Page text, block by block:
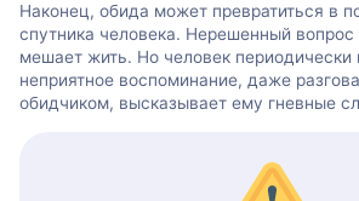
Наконец, обида может превратиться в
спутника человека. Нерешенный
мешает жить. Но человек периодически
неприятное воспоминание, даже
обидчиком, высказывает ему гневные